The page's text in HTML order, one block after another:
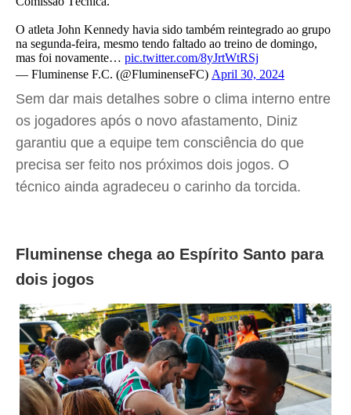
O atleta John Kennedy havia sido também reintegrado ao grupo
na segunda-feira, mesmo tendo faltado ao treino de domingo,
mas foi novamente… pic.twitter.com/8yJrtWtRSj
— Fluminense F.C. (@FluminenseFC) April 30, 2024
Sem dar mais detalhes sobre o clima interno entre
os jogadores após o novo afastamento, Diniz
garantiu que a equipe tem consciência do que
precisa ser feito nos próximos dois jogos. O
técnico ainda agradeceu o carinho da torcida.
Fluminense chega ao Espírito Santo para
dois jogos